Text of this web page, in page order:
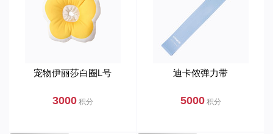
宠物伊丽莎白圈L号
3000积分
迪卡侬弹力带
5000积分